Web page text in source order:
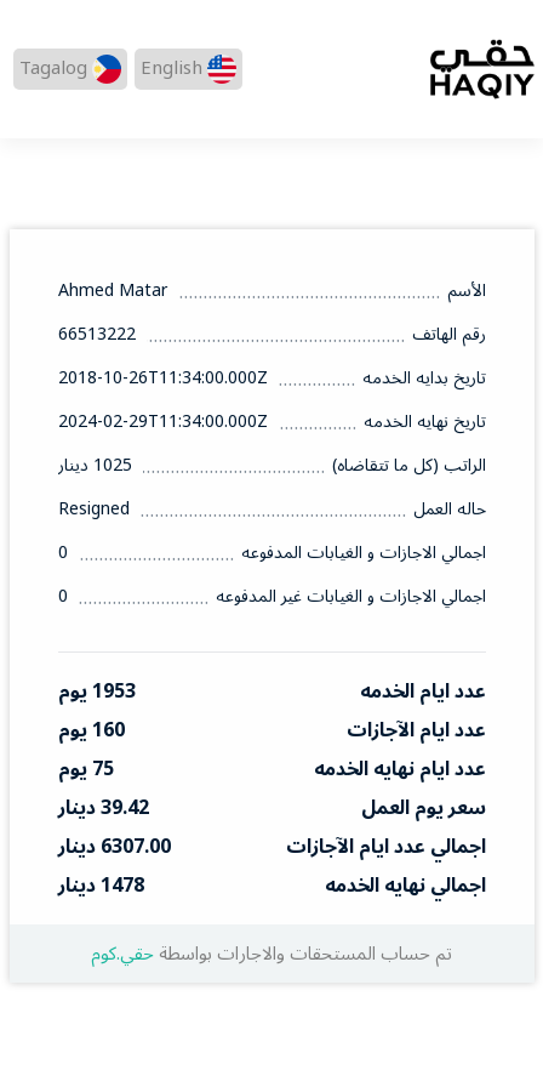
English
Tagalog
الأسم
Ahmed Matar
رقم الهاتف
66513222
تاريخ بدايه الخدمه
2018-10-26T11:34:00.000Z
تاريخ نهايه الخدمه
2024-02-29T11:34:00.000Z
الراتب (كل ما تتقاضاه)
1025 دينار
حاله العمل
Resigned
اجمالي الاجازات و الغيابات المدفوعه
0
اجمالي الاجازات و الغيابات غير المدفوعه
0
عدد ايام الخدمه
1953 يوم
عدد ايام الآجازات
160 يوم
عدد ايام نهايه الخدمه
75 يوم
سعر يوم العمل
39.42 دينار
اجمالي عدد ايام الآجازات
6307.00 دينار
اجمالي نهايه الخدمه
1478 دينار
تم حساب المستحقات والاجارات بواسطةحقي.كوم